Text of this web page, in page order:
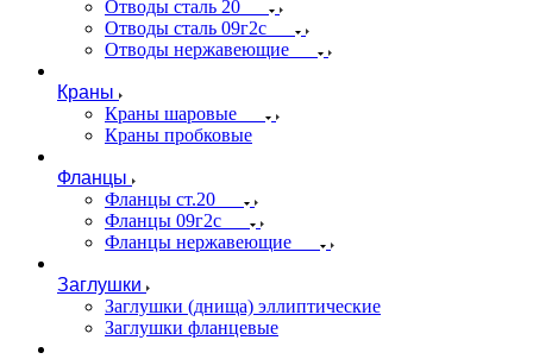
Отводы сталь 20
Отводы сталь 09г2с
Отводы нержавеющие
Краны
Краны шаровые
Краны пробковые
Фланцы
Фланцы ст.20
Фланцы 09г2с
Фланцы нержавеющие
Заглушки
Заглушки (днища) эллиптические
Заглушки фланцевые